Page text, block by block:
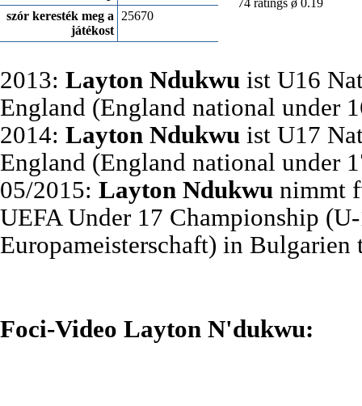
szór keresték meg a
játékost
25670
74 ratings ø 0.19
2013: Layton Ndukwu ist U16
England (England national under
2014: Layton Ndukwu ist U17
England (England national under
05/2015: Layton Ndukwu nimmt
UEFA Under 17 Championship
Europameisterschaft) in
Foci-Video Layton N'dukwu: